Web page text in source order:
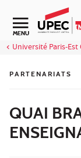
Aller au contenu
Navigation
MENU
Université Paris-Est
PARTENARIATS
QUAI